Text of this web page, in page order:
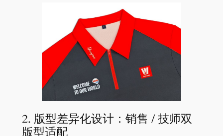
2. 版型差异化设计：销售 / 技师双
版型适配